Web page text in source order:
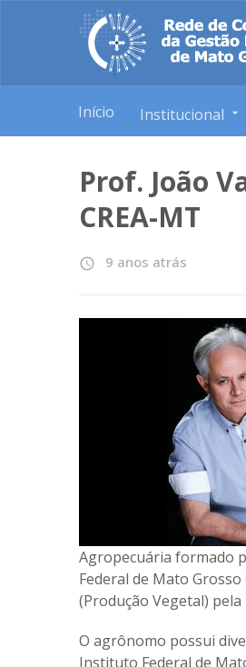
Início Institucional
Prof. João
CREA-MT
access_time 9 anos atrás
Agropecuária formado
Federal de Mato
(Produção Vegetal) pela
O agrônomo possui
Instituto Federal de